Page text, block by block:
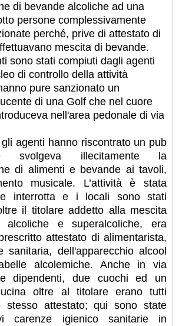
di bevande alcoliche ad una
persone complessivamente
perché, prive di attestato di
mescita di bevande.
sono stati compiuti dagli agenti
di controllo della attività
pure sanzionato un
di una Golf che nel cuore
nell'area pedonale di via
agenti hanno riscontrato un pub
svolgeva illecitamente la
di alimenti e bevande ai tavoli,
musicale. L’attività è stata
interrotta e i locali sono stati
il titolare addetto alla mescita
alcoliche e superalcoliche, era
attestato di alimentarista,
sanitaria, dell'apparecchio alcool
alcolemiche. Anche in via
dipendenti, due cuochi ed un
oltre al titolare erano tutti
stesso attestato; qui sono state
carenze igienico sanitarie in